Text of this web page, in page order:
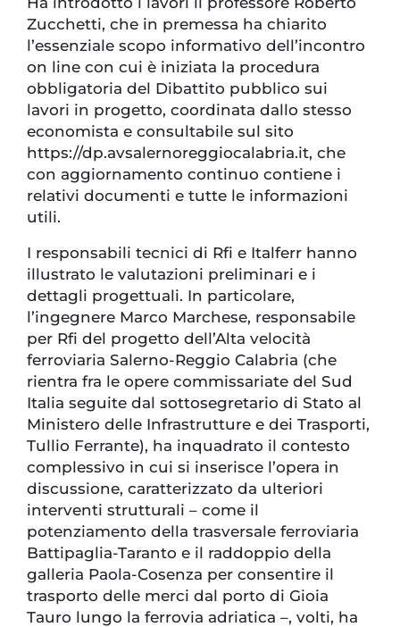
Zucchetti, che in premessa ha chiarito
l’essenziale scopo informativo dell’incontro
on line con cui è iniziata la procedura
obbligatoria del Dibattito pubblico sui
lavori in progetto, coordinata dallo stesso
economista e consultabile sul sito
https://dp.avsalernoreggiocalabria.it, che
con aggiornamento continuo contiene i
relativi documenti e tutte le informazioni
utili.
I responsabili tecnici di Rfi e Italferr hanno
illustrato le valutazioni preliminari e i
dettagli progettuali. In particolare,
l’ingegnere Marco Marchese, responsabile
per Rfi del progetto dell’Alta velocità
ferroviaria Salerno-Reggio Calabria (che
rientra fra le opere commissariate del Sud
Italia seguite dal sottosegretario di Stato al
Ministero delle Infrastrutture e dei Trasporti,
Tullio Ferrante), ha inquadrato il contesto
complessivo in cui si inserisce l’opera in
discussione, caratterizzato da ulteriori
interventi strutturali – come il
potenziamento della trasversale ferroviaria
Battipaglia-Taranto e il raddoppio della
galleria Paola-Cosenza per consentire il
trasporto delle merci dal porto di Gioia
Tauro lungo la ferrovia adriatica –, volti, ha